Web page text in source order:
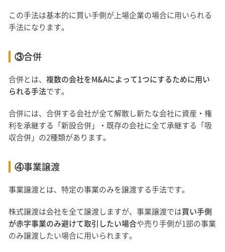
この手法は基本的に買い手側が上場企業の場合に用いられる
手法になります。
③合併
合併とは、複数の会社をM&Aによって1つにするために用い
られる手法です。
合併には、合併する会社が全て解散し新たな会社に資産・権
利を承継する「新設合併」・既存の会社に全て承継する「吸
収合併」の2種類があります。
④事業譲渡
事業譲渡とは、特定の事業のみを譲渡する手法です。
株式譲渡は会社を全て譲渡しますが、事業譲渡では買い手側
が赤字事業のみ避けて取引したい場合や売り手側が1部の事業
のみ譲渡したい場合に用いられます。